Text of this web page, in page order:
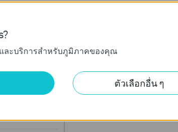
บไซต์ใด ๆ ที่มีคำหลักที่ระบุในช่วงเวลาการเข้า
ซต์ที่มีคำหลักที่ระบุในช่วงเวลาการเข้าถึง
ละบริการสำหรับภูมิภาคของคุณ
ตัวเลือกอื่น ๆ